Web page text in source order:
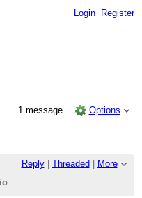
Login Register
1 message Options
Reply| Threaded
More